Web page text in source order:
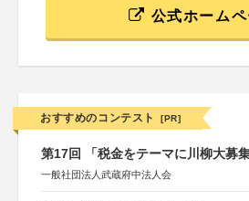
公式ホーム
おすすめのコンテスト [PR]
第17回 「税金をテーマに川柳大募集
一般社団法人武蔵府中法人会